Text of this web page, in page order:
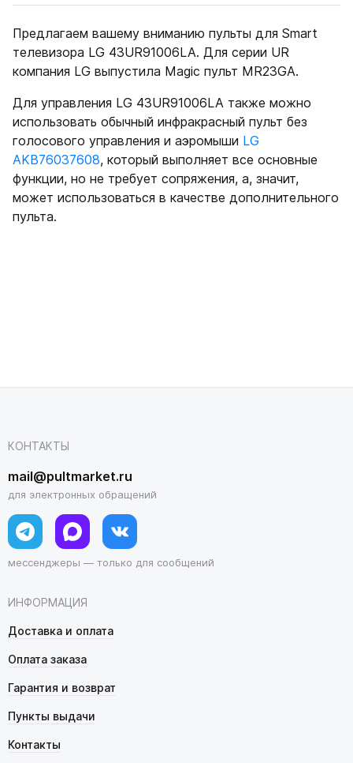
Предлагаем вашему вниманию пульты для Smart
телевизора LG 43UR91006LA. Для серии UR
компания LG выпустила Magic пульт MR23GA.
Для управления LG 43UR91006LA также можно
использовать обычный инфракрасный пульт без
голосового управления и аэромыши LG
AKB76037608, который выполняет все основные
функции, но не требует сопряжения, а, значит,
может использоваться в качестве дополнительного
пульта.
ИНФОРМАЦИЯ
Доставка и оплата
Оплата заказа
Гарантия и возврат
Пункты выдачи
Контакты
КОНТАКТЫ
mail@pultmarket.ru
для электронных обращений
мессенджеры — только для сообщений